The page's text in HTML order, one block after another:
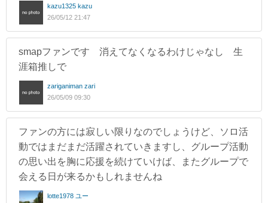
kazu1325 kazu
26/05/12 21:47
smapファンです 消えてなくなるわけじゃなし 生
涯箱推しで
zariganiman zari
26/05/09 09:30
ファンの方には寂しい限りなのでしょうけど、ソロ活
動ではまだまだ活躍されていきますし、グループ活動
の思い出を胸に応援を続けていけば、またグループで
会える日が来るかもしれませんね
lotte1978 ユー